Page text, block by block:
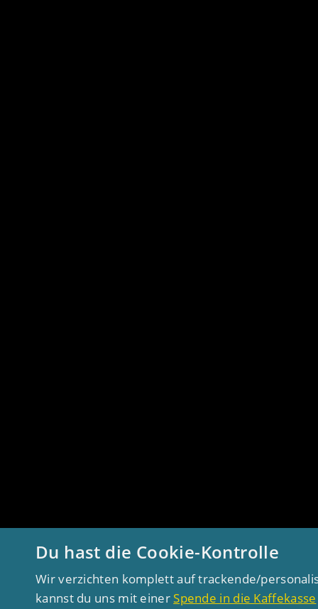
Du hast die Cookie-Kontrolle
Wir verzichten komplett auf trackende/
kannst du uns mit einer Spende in die Kaffekasse